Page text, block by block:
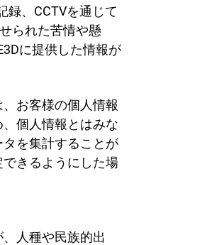
録、CCTVを通じて
られた苦情や懸
に提供した情報が
お客様の個人情報
個人情報とはみな
を集計することが
きるようにした場
人種や民族的出